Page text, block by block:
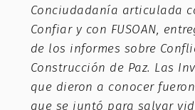
Conciudadanía articulada
Confiar y con FUSOAN,
de los informes sobre
Construcción de Paz. Las
que dieron a conocer
que se juntó para salvar